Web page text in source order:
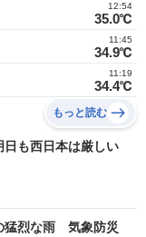
35.0℃
12:54
34.9℃
11:45
34.4℃
11:19
もっと読む
も西日本は厳しい
猛烈な雨 気象防災